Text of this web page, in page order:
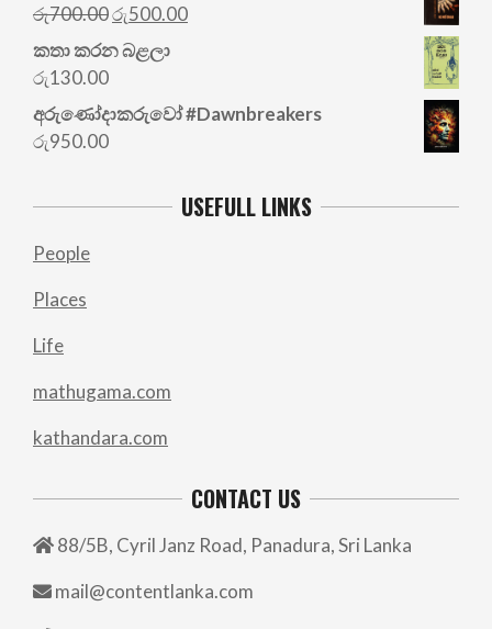
රු700.00Original
price
was:
රු500.00Current
කතා කරන බළලා
රු130.00
අරු‍ණෝදාකරුවෝ #Dawnbreakers
රු950.00
USEFULL LINKS
People
Places
Life
mathugama.com
kathandara.com
CONTACT US
88/5B, Cyril Janz Road, Panadura, Sri Lanka
mail@contentlanka.com